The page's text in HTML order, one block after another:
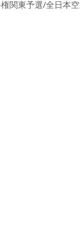
予選/全日本空